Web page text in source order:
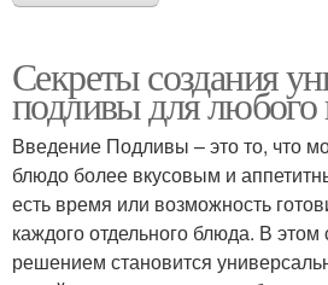
Секреты создания
подливы для любого
Введение Подливы – это то, что
блюдо более вкусовым и
есть время или возможность
каждого отдельного блюда. В
решением становится